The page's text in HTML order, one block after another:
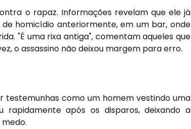
o rapaz. Informações revelam que ele já
homicídio anteriormente, em um bar, onde
"É uma rixa antiga", comentam aqueles que
o assassino não deixou margem para erro.
testemunhas como um homem vestindo uma
rapidamente após os disparos, deixando a